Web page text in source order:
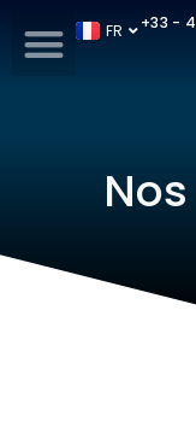
FR
ES
+33 -